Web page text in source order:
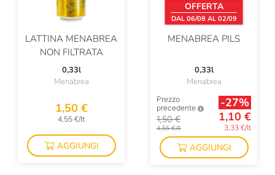
LATTINA MENABREA
NON FILTRATA
0,33l
Menabrea
1,50 €
4,55 €/lt
AGGIUNGI
OFFERTA
DAL 06/08 AL 02/09
MENABREA PILS
0,33l
Menabrea
Prezzo
precedente
1,50 €
4,55 €/lt
-27%
1,10 €
3,33 €/lt
AGGIUNGI